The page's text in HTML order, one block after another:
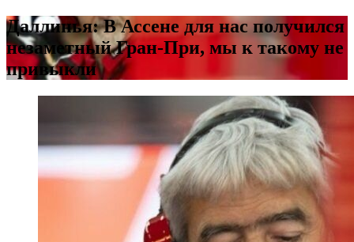
Даллинья: В Ассене для нас получился
незаметный Гран-При, мы к такому не
привыкли